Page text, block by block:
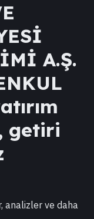
A.Ş.
getiri
analizler ve daha